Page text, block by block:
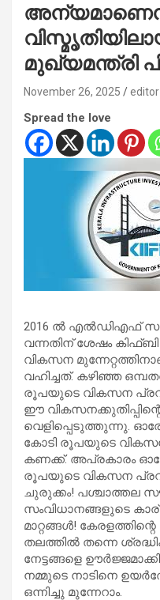
മുഖ്യമന്ത്രി
November 26, 2025 editor
Spread the love
2016 ൽ എൽഡിഎഫ്
വന്നതിന് ശേഷം
വികസന
വഹിച്ചത്. കഴിഞ്ഞ
രൂപയുടെ വികസന
ഈ
വെളിപ്പെടുത്തുന്നു.
കോടി രൂപയുടെ
കണക്ക്. അപ്രകാരം
രൂപയുടെ വികസന
ചുരുക്കം! പശ്ചാത്തല
സംവിധാനങ്ങളുടെ
മാറ്റങ്ങൾ!
തലത്തിൽ തന്നെ
നേട്ടങ്ങളെ
നമ്മുടെ നാടിനെ
ഒന്നിച്ചു മുന്നേറാം.